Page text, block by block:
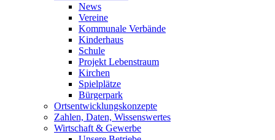
News
Vereine
Kommunale Verbände
Kinderhaus
Schule
Projekt Lebenstraum
Kirchen
Spielplätze
Bürgerpark
Ortsentwicklungskonzepte
Zahlen, Daten, Wissenswertes
Wirtschaft & Gewerbe